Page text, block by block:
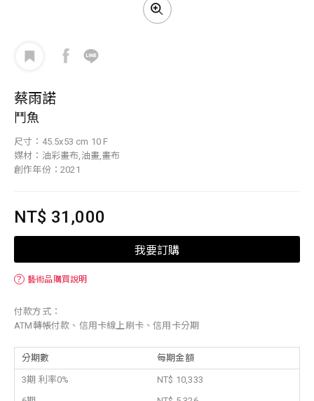
蔡雨諾
鬥魚
尺寸：45.5x53 cm 10 F
媒材：油彩畫布,油畫,畫布
創作年份：2021
NT$ 31,000
我要訂購
？ 藝術品購買說明
付款方式：
ATM轉帳付款、信用卡線上刷卡、信用卡分期
分期數 每期金額
3期 利率0%
NT$ 10,333